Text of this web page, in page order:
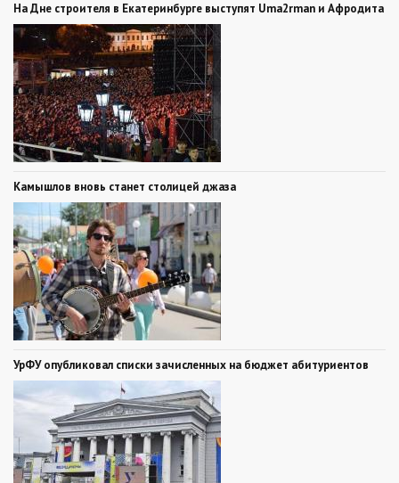
На Дне строителя в Екатеринбурге выступят Uma2rman и Афродита
Камышлов вновь станет столицей джаза
УрФУ опубликовал списки зачисленных на бюджет абитуриентов